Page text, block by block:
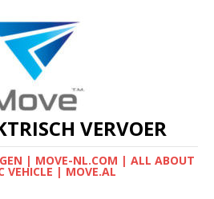
VERVOER
| MOVE-NL.COM | ALL ABOUT
VEHICLE | MOVE.AL